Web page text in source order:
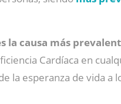
la causa más
Cardíaca en
la esperanza de vida